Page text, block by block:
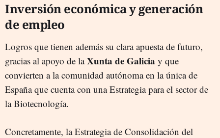
Inversión económica y generación
de empleo
Logros que tienen además su clara apuesta de futuro,
gracias al apoyo de laXunta de Galicia y que
convierten a la comunidad autónoma en la única de
España que cuenta con una Estrategia para el sector de
la Biotecnología.
Concretamente, la Estrategia de Consolidación del